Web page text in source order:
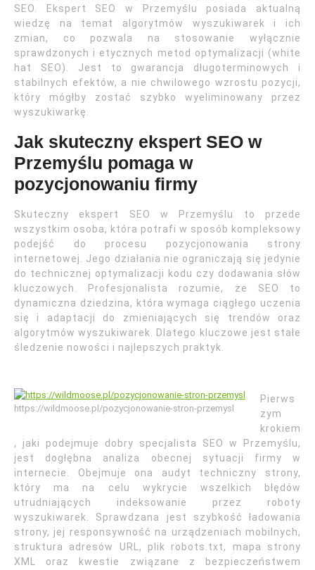
SEO. Ekspert SEO w Przemyślu posiada aktualną
wiedzę na temat algorytmów wyszukiwarek i ich
zmian, co pozwala na stosowanie wyłącznie
sprawdzonych i etycznych metod optymalizacji (white
hat SEO). Jest to gwarancja długoterminowych i
stabilnych efektów, a nie chwilowego wzrostu pozycji,
który mógłby zostać szybko wyeliminowany przez
wyszukiwarkę.
Jak skuteczny ekspert SEO w
Przemyślu pomaga w
pozycjonowaniu firmy
Skuteczny ekspert SEO w Przemyślu to przede
wszystkim osoba, która potrafi w sposób kompleksowy
podejść do procesu pozycjonowania strony
internetowej. Jego działania nie ograniczają się jedynie
do technicznej optymalizacji kodu czy dodawania słów
kluczowych. Profesjonalista rozumie, że SEO to
dynamiczna dziedzina, która wymaga ciągłego uczenia
się i adaptacji do zmieniających się trendów oraz
algorytmów wyszukiwarek. Dlatego kluczowe jest stałe
śledzenie nowości i najlepszych praktyk.
https://wildmoose.pl/pozycjonowanie-stron-przemysl
Pierws
zym
krokiem
, jaki podejmuje dobry specjalista SEO w Przemyślu,
jest dogłębna analiza obecnej sytuacji firmy w
internecie. Obejmuje ona audyt techniczny strony,
który ma na celu wykrycie wszelkich błędów
utrudniających indeksowanie przez roboty
wyszukiwarek. Sprawdzana jest szybkość ładowania
strony, jej responsywność na urządzeniach mobilnych,
struktura adresów URL, plik robots.txt, mapa strony
XML oraz kwestie związane z bezpieczeństwem